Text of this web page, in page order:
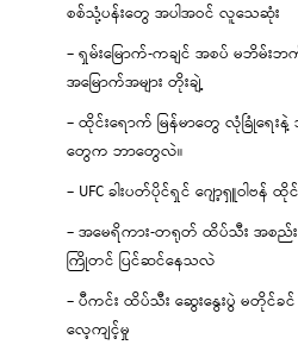
စစ်သုံ့ပန်းတွေ အပါအဝင် လူသေဆုံး
– ရှမ်းမြောက်-ကချင် အစပ် မဘိမ်
အမြောက်အများ တိုးချဲ့
– ထိုင်းရောက် မြန်မာတွေ လုံခြုံရ
တွေက ဘာတွေလဲ။
– UFC ခါးပတ်ပိုင်ရှင် ဂျော့ရှူဝါဗန်
– အမေရိကား-တရုတ် ထိပ်သီး အစည်
ကြိုတင် ပြင်ဆင်နေသလဲ
– ပီကင်း ထိပ်သီး ဆွေးနွေးပွဲ မတိုင်
လေ့ကျင့်မှု